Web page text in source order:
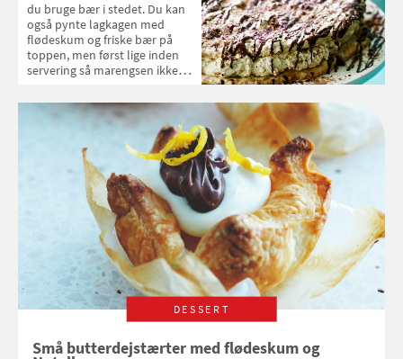
du bruge bær i stedet. Du kan
også pynte lagkagen med
flødeskum og friske bær på
toppen, men først lige inden
servering så marengsen ikke
DESSERT
Små butterdejstærter med flødeskum og